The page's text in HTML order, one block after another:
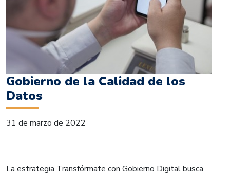
Gobierno de la Calidad de los
Datos
31 de marzo de 2022
La estrategia Transfórmate con Gobierno Digital busca